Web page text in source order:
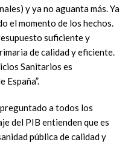
y ya no aguanta más. Ya
el momento de los hechos.
suficiente y
de calidad y eficiente.
Sanitarios es
España”.
a todos los
del PIB entienden que es
pública de calidad y